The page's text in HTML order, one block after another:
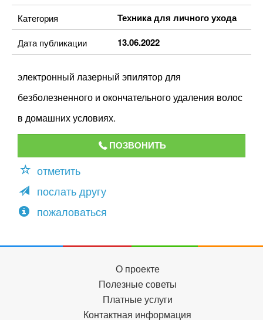
Категория Техника для личного ухода
Дата публикации 13.06.2022
электронный лазерный эпилятор для
безболезненного и окончательного удаления волос
в домашних условиях.
ПОЗВОНИТЬ
отметить
послать другу
пожаловаться
О проекте
Полезные советы
Платные услуги
Контактная информация